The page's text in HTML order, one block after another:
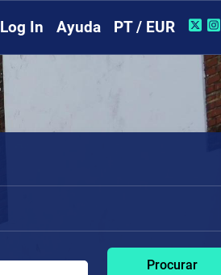
Log In Ayuda PT / EUR
Procurar